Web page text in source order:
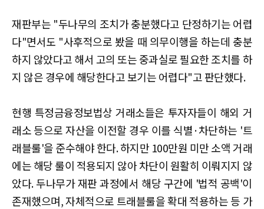
재판부는 "두나무의 조치가 충분했다고 단정하기는 어렵
다"면서도 "사후적으로 봤을 때 의무이행을 하는데 충분
하지 않았다고 해서 고의 또는 중과실로 필요한 조치를 하
지 않은 경우에 해당한다고 보기는 어렵다"고 판단했다.
현행 특정금융정보법상 거래소들은 투자자들이 해외 거
래소 등으로 자산을 이전할 경우 이를 식별·차단하는 '트
래블룰'을 준수해야 한다. 하지만 100만원 미만 소액 거래
에는 해당 룰이 적용되지 않아 차단이 원활히 이뤄지지 않
았다. 두나무가 재판 과정에서 해당 구간에 '법적 공백'이
존재했으며, 자체적으로 트래블룰을 확대 적용하는 등 가